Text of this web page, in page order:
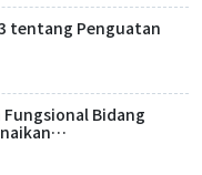
tentang Penguatan
Bidang